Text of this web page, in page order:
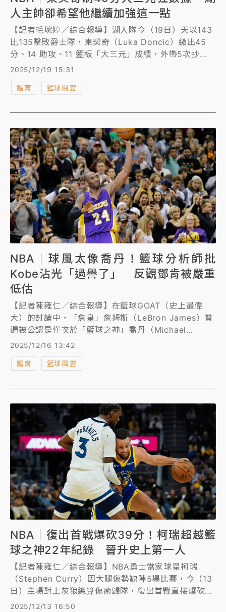
人主帥卻希望他繼續加強這一點
【記者毛琬婷／綜合報導】湖人隊今（19日）天以143
比135擊敗爵士隊，東契奇（Luka Doncic）繳出45
分、14 助攻、11 籃板「大三元」成績，外帶5次抄
截，成為史上第3位繳出至少40分大三元還有5抄截的
2025/12/19 15:31
體育 籃球風雲
NBA｜球風太像喬丹！籃球分析師批
Kobe沾光「過譽了」 反觀鄧肯被嚴重
低估
【記者陳雍仁／綜合報導】在籃球GOAT（史上最偉
大）的討論中，「詹皇」詹姆斯（LeBron James）普
遍被公認是僅次於「籃球之神」喬丹（Michael
Jordan）的第二人選，但也另一種說法，則認為
Kobe（Kobe Bryant）才是老二，但《福斯體育》籃
球分析師萊特（Nick Wright）卻批Kobe過譽了，他的
2025/12/16 13:42
體育 籃球風雲
NBA｜復出首戰爆砍39分！柯瑞超越籃
球之神22年紀錄 晉升史上第一人
【記者陳雍仁／綜合報導】NBA勇士當家球星柯瑞
（Stephen Curry）因大腿傷勢缺陣5場比賽，今（13
日）主場對上灰狼總算傷癒歸隊，復出首戰直接爆砍39
分，一舉超越「籃球之神」喬丹（Michael Jordan）
2025/12/13 16:50